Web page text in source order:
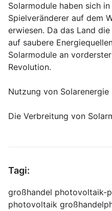
Solarmodule haben sich
Spielveränderer auf dem
erwiesen. Da das Land
auf saubere
Solarmodule an
Revolution.
Nutzung von Solarenergie
Die Verbreitung von
Tagi:
großhandel photovoltaik-
photovoltaik großhandel